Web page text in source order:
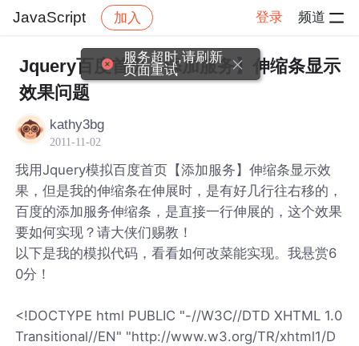
JavaScript 加入 登录 频道
社区 JavaScript 帖子详情
Jquery百度首页【添加服务】伸缩条显示
效果问题
kathy3bg
2011-11-02
我用Jquery模拟百度首页【添加服务】伸缩条显示效
果，但是我的伸缩条在伸展时，是有好几行往右移的，
百度的添加服务伸缩条，是直接一行伸展的，这个效果
要如何实现？请大侠们赐教！
以下是我的模拟代码，看看如何改菜能实现。我悬赏6
0分！
<!DOCTYPE html PUBLIC "-//W3C//DTD XHTML 1.0
Transitional//EN" "http://www.w3.org/TR/xhtml1/D
服务超时,请刷新
页面重试